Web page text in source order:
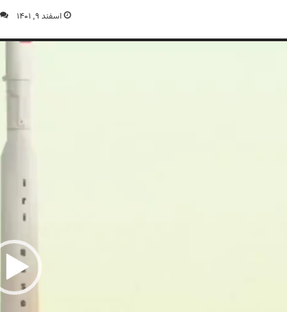
اسفند ۹, ۱۴۰۱